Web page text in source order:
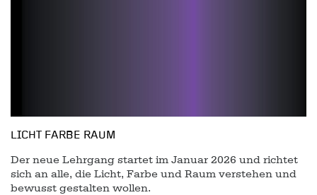
LICHT FARBE RAUM
Der neue Lehrgang startet im Januar 2026 und richtet
sich an alle, die Licht, Farbe und Raum verstehen und
bewusst gestalten wollen.